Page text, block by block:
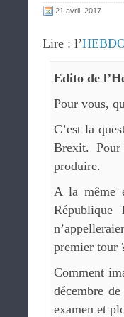
21 avril, 2017
Lire : l’
Edito de
Pour vous,
C’est la
Brexit.
produire.
A la même
République
premier tour
Comment
décembre
examen et